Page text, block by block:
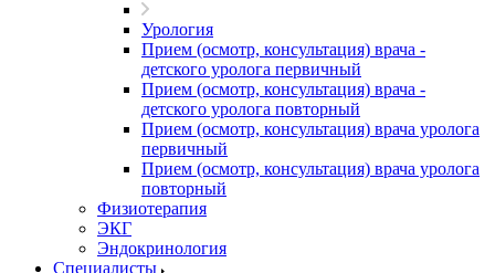
Урология
Прием (осмотр, консультация) врача -
детского уролога первичный
Прием (осмотр, консультация) врача -
детского уролога повторный
Прием (осмотр, консультация) врача уролога
первичный
Прием (осмотр, консультация) врача уролога
повторный
Физиотерапия
ЭКГ
Эндокринология
Специалисты